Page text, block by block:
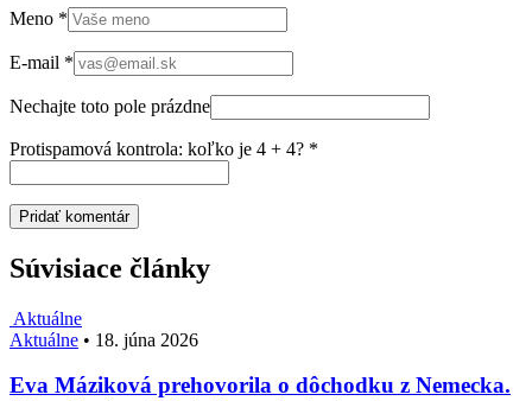
Meno *
E-mail *
Nechajte toto pole prázdne
Protispamová kontrola: koľko je 4 + 4? *
Súvisiace články
Aktuálne
Aktuálne • 18. júna 2026
Eva Máziková prehovorila o dôchodku z Nemecka.